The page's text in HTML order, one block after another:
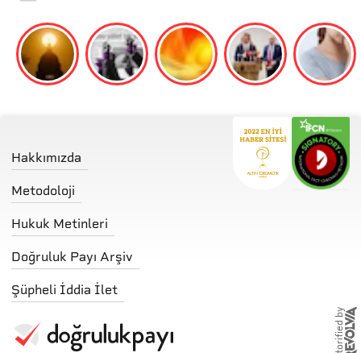
Hakkımızda
Metodoloji
Hukuk Metinleri
Doğruluk Payı Arşiv
Şüpheli İddia İlet
storified by